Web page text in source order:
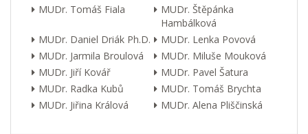
MUDr. Tomáš Fiala
MUDr. Štěpánka
Hambálková
MUDr. Daniel Driák Ph.D.
MUDr. Lenka Povová
MUDr. Jarmila Broulová
MUDr. Miluše Mouková
MUDr. Jiří Kovář
MUDr. Pavel Šatura
MUDr. Radka Kubů
MUDr. Tomáš Brychta
MUDr. Jiřina Králová
MUDr. Alena Pliščinská